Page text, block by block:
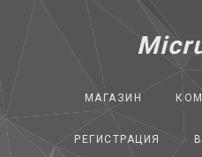
МАГАЗИН
РЕГИСТРАЦИЯ